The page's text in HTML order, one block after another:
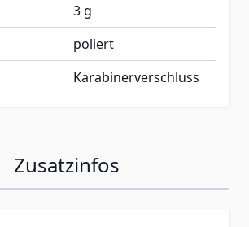
3 g
poliert
Karabinerverschluss
Zusatzinfos